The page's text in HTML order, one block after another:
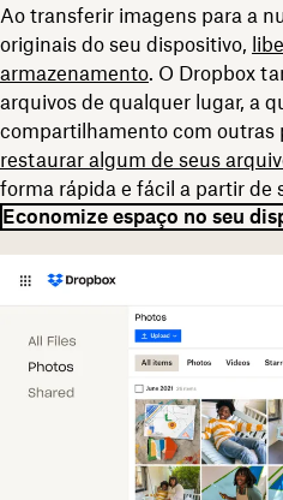
Ao transferir imagens para a
originais do seu dispositivo,
armazenamento. O Dropbox
arquivos de qualquer lugar, a
compartilhamento com outras
restaurar algum de seus
forma rápida e fácil a partir de
Economize espaço no seu